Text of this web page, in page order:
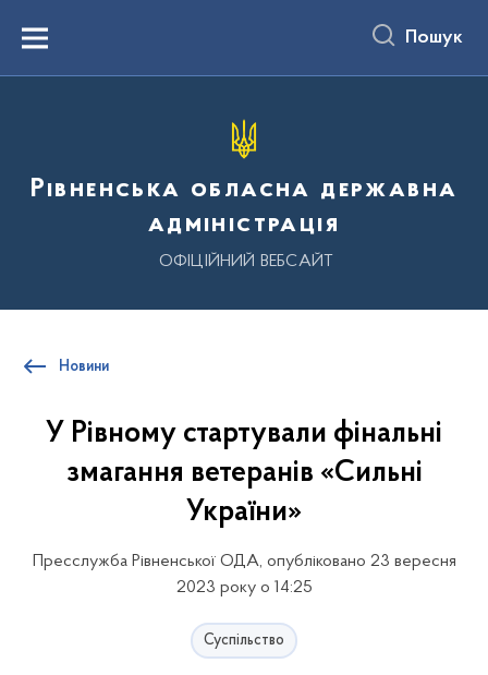
вмістуMenu Пошук
Рівненська обласна державна
адміністрація
ОФІЦІЙНИЙ ВЕБСАЙТ
Новини
У Рівному стартували фінальні
змагання ветеранів «Сильні
України»
Пресслужба Рівненської ОДА, опубліковано 23 вересня
2023 року о 14:25
Суспільство